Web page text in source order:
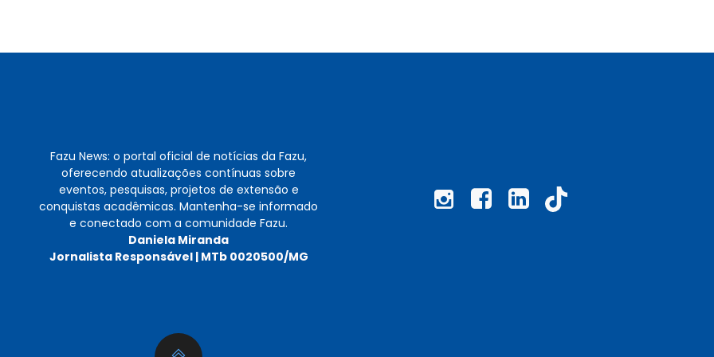
Fazu News: o portal oficial de notícias da Fazu,
oferecendo atualizações contínuas sobre
eventos, pesquisas, projetos de extensão e
conquistas acadêmicas. Mantenha-se informado
e conectado com a comunidade Fazu.
Daniela Miranda
Jornalista Responsável | MTb 0020500/MG